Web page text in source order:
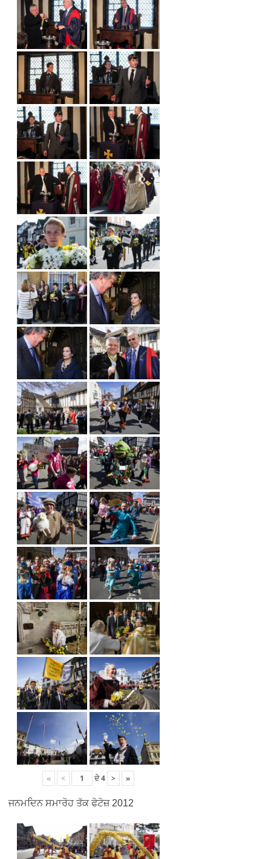
« < ਦੇ4 > »
ਜਨਮਦਿਨ ਸਮਾਰੋਹ ਤੱਕ ਫੋਟੋਜ਼ 2012